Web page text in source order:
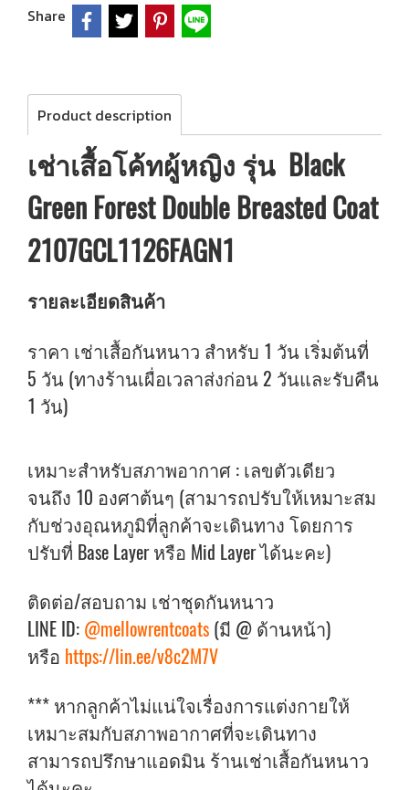
Share
Product description
เช่าเสื้อโค้ทผู้หญิง รุ่น Black
Green Forest Double Breasted Coat
2107GCL1126FAGN1
รายละเอียดสินค้า
ราคา เช่าเสื้อกันหนาว สำหรับ 1 วัน เริ่มต้นที่
5 วัน (ทางร้านเผื่อเวลาส่งก่อน 2 วันและรับคืน
1 วัน)
เหมาะสำหรับสภาพอากาศ : เลขตัวเดียว
จนถึง 10 องศาต้นๆ (สามารถปรับให้เหมาะสม
กับช่วงอุณหภูมิที่ลูกค้าจะเดินทาง โดยการ
ปรับที่ Base Layer หรือ Mid Layer ได้นะคะ)
ติดต่อ/สอบถาม เช่าชุดกันหนาว
LINE ID: @mellowrentcoats (มี @ ด้านหน้า)
หรือ https://lin.ee/v8c2M7V
*** หากลูกค้าไม่แน่ใจเรื่องการแต่งกายให้
เหมาะสมกับสภาพอากาศที่จะเดินทาง
สามารถปรึกษาแอดมิน ร้านเช่าเสื้อกันหนาว